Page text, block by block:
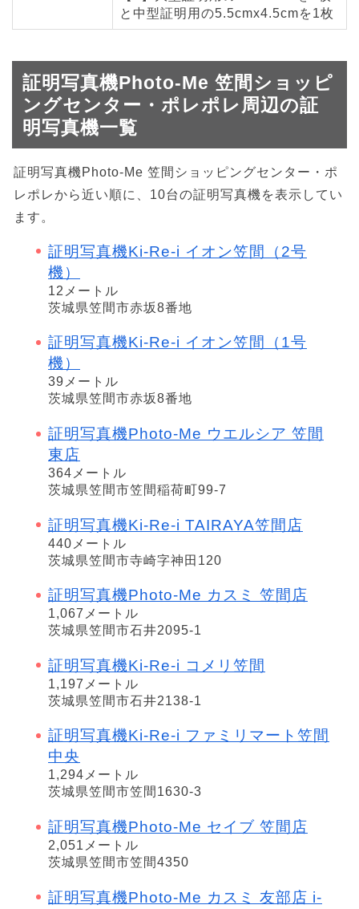
と中型証明用の5.5cmx4.5cmを1枚
証明写真機Photo-Me 笠間ショッピ
ングセンター・ポレポレ周辺の証
明写真機一覧
証明写真機Photo-Me 笠間ショッピングセンター・ポ
レポレから近い順に、10台の証明写真機を表示してい
ます。
証明写真機Ki-Re-i イオン笠間（2号
機）
12メートル
茨城県笠間市赤坂8番地
証明写真機Ki-Re-i イオン笠間（1号
機）
39メートル
茨城県笠間市赤坂8番地
証明写真機Photo-Me ウエルシア 笠間
東店
364メートル
茨城県笠間市笠間稲荷町99-7
証明写真機Ki-Re-i TAIRAYA笠間店
440メートル
茨城県笠間市寺崎字神田120
証明写真機Photo-Me カスミ 笠間店
1,067メートル
茨城県笠間市石井2095-1
証明写真機Ki-Re-i コメリ笠間
1,197メートル
茨城県笠間市石井2138-1
証明写真機Ki-Re-i ファミリマート笠間
中央
1,294メートル
茨城県笠間市笠間1630-3
証明写真機Photo-Me セイブ 笠間店
2,051メートル
茨城県笠間市笠間4350
証明写真機Photo-Me カスミ 友部店 i-